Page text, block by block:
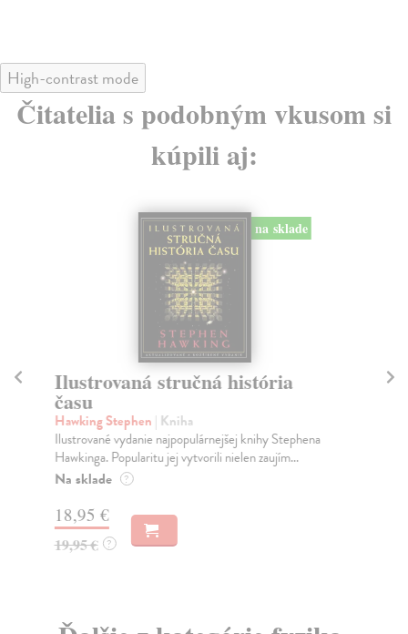
High-contrast mode
Čitatelia s podobným vkusom si
kúpili aj:
na sklade
Ilustrovaná stručná história
času
Hawking Stephen | Kniha
Ilustrované vydanie najpopulárnejšej knihy Stephena
Hawkinga. Popularitu jej vytvorili nielen zaujím...
Na sklade ?
18,95 €
19,95 € ?